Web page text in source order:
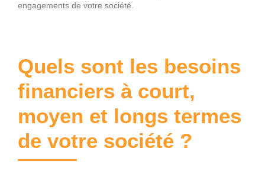
engagements de votre société.
Quels sont les besoins
financiers à court,
moyen et longs termes
de votre société ?